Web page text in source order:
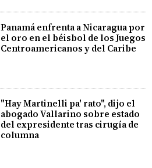
Panamá enfrenta a Nicaragua por
el oro en el béisbol de los Juegos
Centroamericanos y del Caribe
"Hay Martinelli pa' rato", dijo el
abogado Vallarino sobre estado
del expresidente tras cirugía de
columna